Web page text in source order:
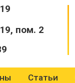
пом. 2
Статьи